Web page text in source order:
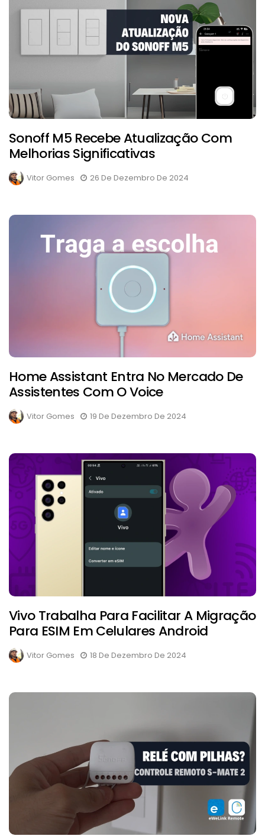
Sonoff M5 Recebe Atualização Com
Melhorias Significativas
Vitor Gomes 26 De Dezembro De 2024
Home Assistant Entra No Mercado De
Assistentes Com O Voice
Vitor Gomes 19 De Dezembro De 2024
Vivo Trabalha Para Facilitar A Migração
Para ESIM Em Celulares Android
Vitor Gomes 18 De Dezembro De 2024